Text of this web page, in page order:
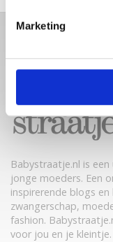
Marketing
Babystraatje.nl is
jonge moeders. Een
inspirerende blogs
zwangerschap,
fashion.
voor jou en je kleintje.